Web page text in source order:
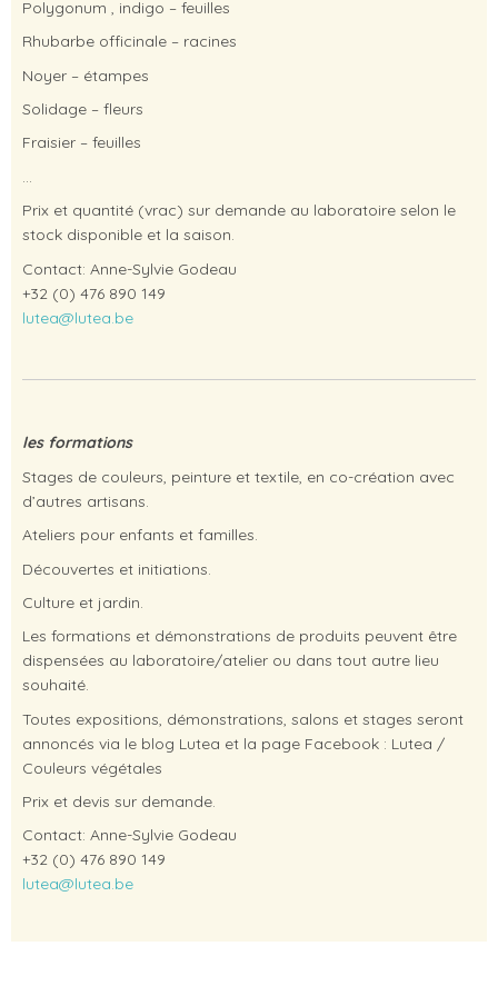
Polygonum , indigo – feuilles
Rhubarbe officinale – racines
Noyer – étampes
Solidage – fleurs
Fraisier – feuilles
…
Prix et quantité (vrac) sur demande au laboratoire selon le
stock disponible et la saison.
Contact: Anne-Sylvie Godeau
+32 (0) 476 890 149
lutea@lutea.be
les formations
Stages de couleurs, peinture et textile, en co-création avec
d’autres artisans.
Ateliers pour enfants et familles.
Découvertes et initiations.
Culture et jardin.
Les formations et démonstrations de produits peuvent être
dispensées au laboratoire/atelier ou dans tout autre lieu
souhaité.
Toutes expositions, démonstrations, salons et stages seront
annoncés via le blog Lutea et la page Facebook : Lutea /
Couleurs végétales
Prix et devis sur demande.
Contact: Anne-Sylvie Godeau
+32 (0) 476 890 149
lutea@lutea.be